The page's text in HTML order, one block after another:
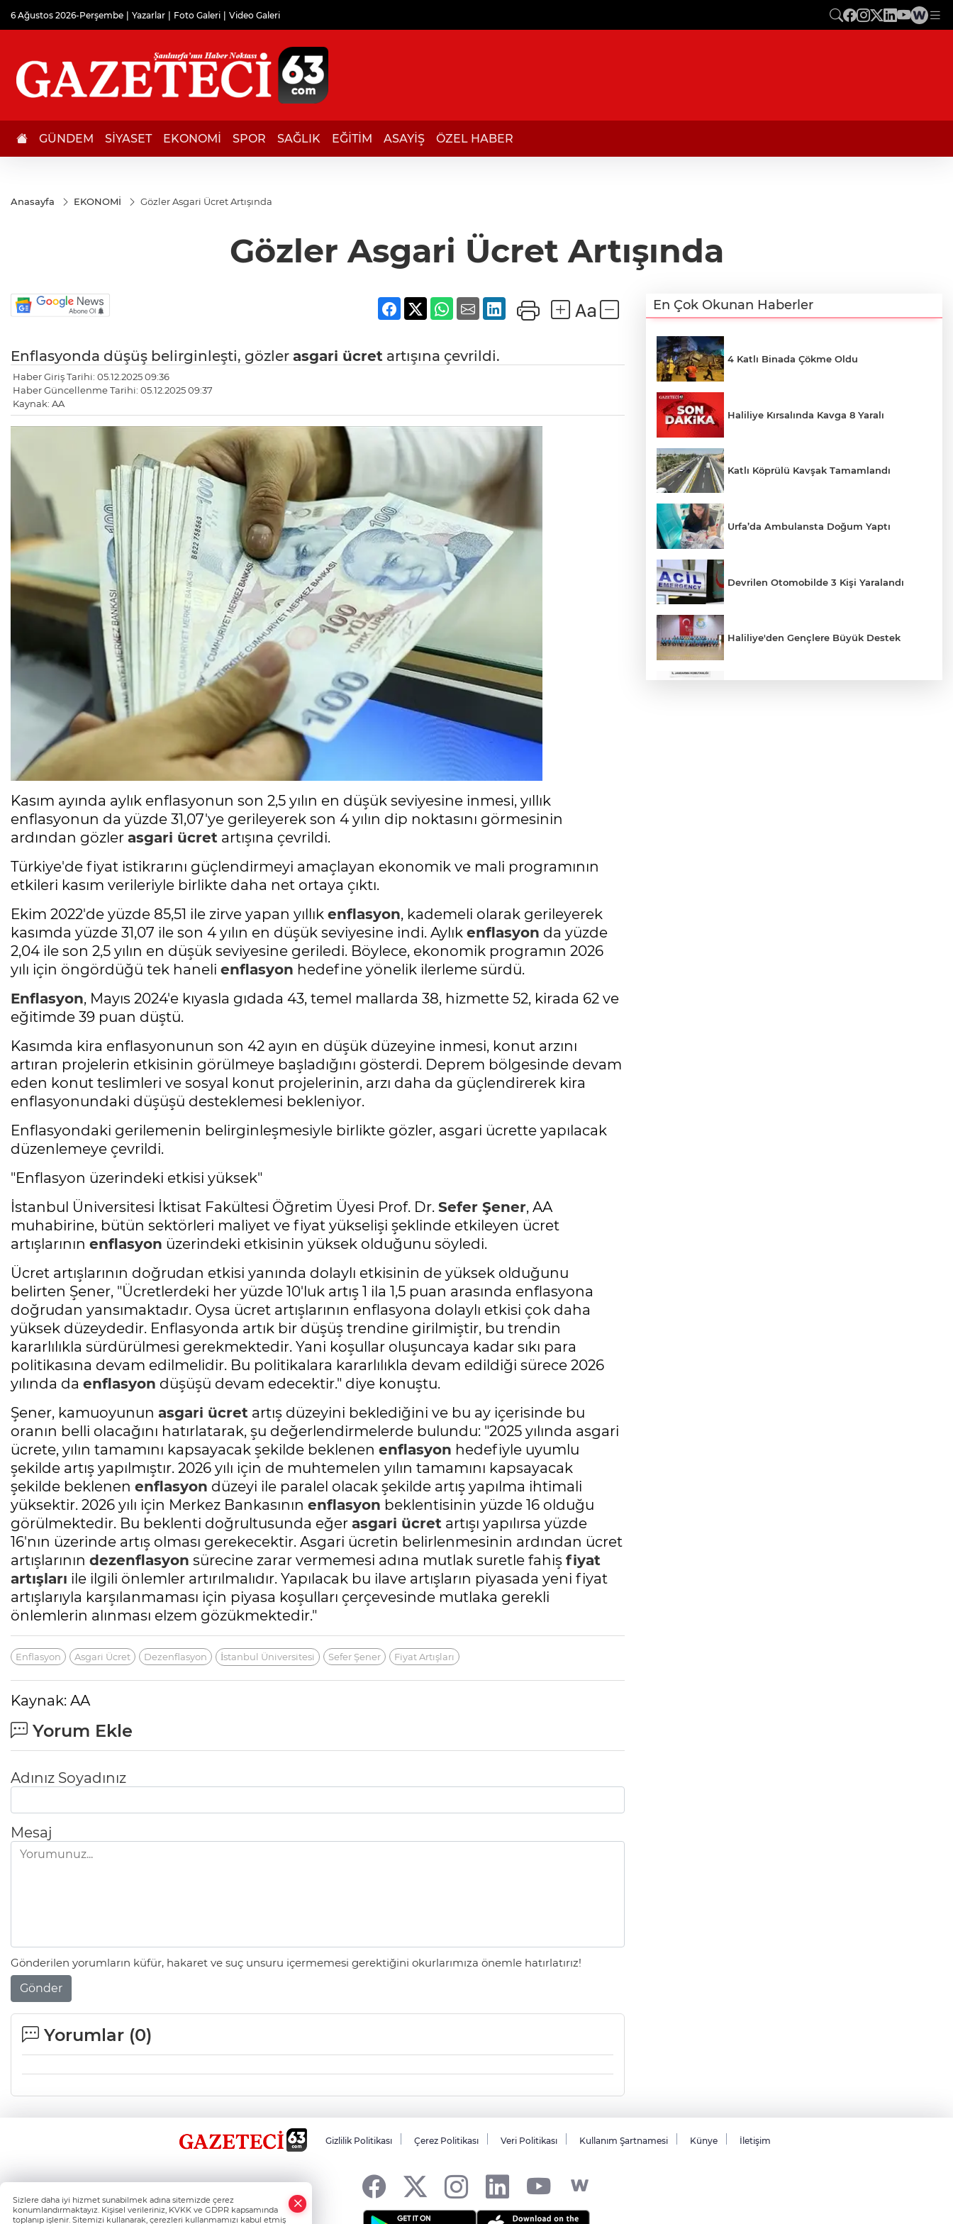
6 Ağustos 2026-Perşembe Yazarlar Foto Galeri Video Galeri
GÜNDEM SİYASET EKONOMİ SPOR SAĞLIK EĞİTİM ASAYİŞ ÖZEL HABER
Anasayfa EKONOMİ Gözler Asgari Ücret Artışında
Gözler Asgari Ücret Artışında
Enflasyonda düşüş belirginleşti, gözler asgari ücret artışına çevrildi.
Haber Giriş Tarihi: 05.12.2025 09:36
Haber Güncellenme Tarihi: 05.12.2025 09:37
Kaynak: AA
Kasım ayında aylık enflasyonun son 2,5 yılın en düşük seviyesine inmesi, yıllık
enflasyonun da yüzde 31,07'ye gerileyerek son 4 yılın dip noktasını görmesinin
ardından gözler asgari ücret artışına çevrildi.
Türkiye'de fiyat istikrarını güçlendirmeyi amaçlayan ekonomik ve mali programının
etkileri kasım verileriyle birlikte daha net ortaya çıktı.
Ekim 2022'de yüzde 85,51 ile zirve yapan yıllık enflasyon, kademeli olarak gerileyerek
kasımda yüzde 31,07 ile son 4 yılın en düşük seviyesine indi. Aylık enflasyon da yüzde
2,04 ile son 2,5 yılın en düşük seviyesine geriledi. Böylece, ekonomik programın 2026
yılı için öngördüğü tek haneli enflasyon hedefine yönelik ilerleme sürdü.
Enflasyon, Mayıs 2024'e kıyasla gıdada 43, temel mallarda 38, hizmette 52, kirada 62 ve
eğitimde 39 puan düştü.
Kasımda kira enflasyonunun son 42 ayın en düşük düzeyine inmesi, konut arzını
artıran projelerin etkisinin görülmeye başladığını gösterdi. Deprem bölgesinde devam
eden konut teslimleri ve sosyal konut projelerinin, arzı daha da güçlendirerek kira
enflasyonundaki düşüşü desteklemesi bekleniyor.
Enflasyondaki gerilemenin belirginleşmesiyle birlikte gözler, asgari ücrette yapılacak
düzenlemeye çevrildi.
"Enflasyon üzerindeki etkisi yüksek"
İstanbul Üniversitesi İktisat Fakültesi Öğretim Üyesi Prof. Dr. Sefer Şener, AA
muhabirine, bütün sektörleri maliyet ve fiyat yükselişi şeklinde etkileyen ücret
artışlarının enflasyon üzerindeki etkisinin yüksek olduğunu söyledi.
Ücret artışlarının doğrudan etkisi yanında dolaylı etkisinin de yüksek olduğunu
belirten Şener, "Ücretlerdeki her yüzde 10'luk artış 1 ila 1,5 puan arasında enflasyona
doğrudan yansımaktadır. Oysa ücret artışlarının enflasyona dolaylı etkisi çok daha
yüksek düzeydedir. Enflasyonda artık bir düşüş trendine girilmiştir, bu trendin
kararlılıkla sürdürülmesi gerekmektedir. Yani koşullar oluşuncaya kadar sıkı para
politikasına devam edilmelidir. Bu politikalara kararlılıkla devam edildiği sürece 2026
yılında da enflasyon düşüşü devam edecektir." diye konuştu.
Şener, kamuoyunun asgari ücret artış düzeyini beklediğini ve bu ay içerisinde bu
oranın belli olacağını hatırlatarak, şu değerlendirmelerde bulundu: "2025 yılında asgari
ücrete, yılın tamamını kapsayacak şekilde beklenen enflasyon hedefiyle uyumlu
şekilde artış yapılmıştır. 2026 yılı için de muhtemelen yılın tamamını kapsayacak
şekilde beklenen enflasyon düzeyi ile paralel olacak şekilde artış yapılma ihtimali
yüksektir. 2026 yılı için Merkez Bankasının enflasyon beklentisinin yüzde 16 olduğu
görülmektedir. Bu beklenti doğrultusunda eğer asgari ücret artışı yapılırsa yüzde
16'nın üzerinde artış olması gerekecektir. Asgari ücretin belirlenmesinin ardından ücret
artışlarının dezenflasyon sürecine zarar vermemesi adına mutlak suretle fahiş fiyat
artışları ile ilgili önlemler artırılmalıdır. Yapılacak bu ilave artışların piyasada yeni fiyat
artışlarıyla karşılanmaması için piyasa koşulları çerçevesinde mutlaka gerekli
önlemlerin alınması elzem gözükmektedir."
Enflasyon Asgari Ücret Dezenflasyon İstanbul Üniversitesi Sefer Şener Fiyat Artışları
Kaynak: AA
Yorum Ekle
Adınız Soyadınız
Mesaj
Gönderilen yorumların küfür, hakaret ve suç unsuru içermemesi gerektiğini okurlarımıza önemle hatırlatırız!
Gönder
Yorumlar (0)
En Çok Okunan Haberler
4 Katlı Binada Çökme Oldu
Haliliye Kırsalında Kavga 8 Yaralı
Katlı Köprülü Kavşak Tamamlandı
Urfa’da Ambulansta Doğum Yaptı
Devrilen Otomobilde 3 Kişi Yaralandı
Haliliye'den Gençlere Büyük Destek
Gizlilik Politikası Çerez Politikası Veri Politikası Kullanım Şartnamesi Künye İletişim
Sizlere daha iyi hizmet sunabilmek adına sitemizde çerez
konumlandırmaktayız. Kişisel verileriniz, KVKK ve GDPR kapsamında
toplanıp işlenir. Sitemizi kullanarak, çerezleri kullanmamızı kabul etmiş
Whatsapp